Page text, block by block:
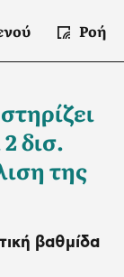
Ροή
δισ.
της
βαθμίδα